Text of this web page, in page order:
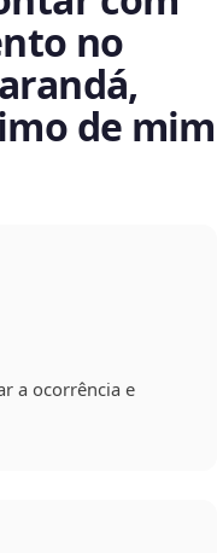
no
de mim
a ocorrência e